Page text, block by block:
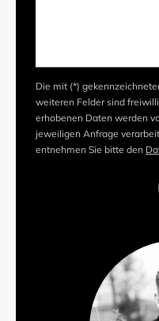
Die mit (*)
weiteren Felder sind
erhobenen Daten werden
jeweiligen Anfrage
entnehmen Sie bitte den